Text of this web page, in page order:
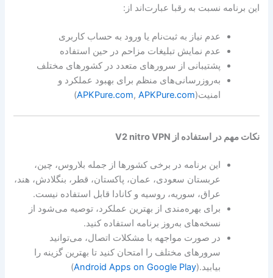
این برنامه نسبت به رقبا عبارت‌اند از:
عدم نیاز به ثبت‌نام یا ورود به حساب کاربری
عدم نمایش تبلیغات مزاحم در حین استفاده
پشتیبانی از سرورهای متعدد در کشورهای مختلف
به‌روزرسانی‌های منظم برای بهبود عملکرد و
امنیت(
APKPure.com, APKPure.com
)
نکات مهم در استفاده از V2 nitro VPN
این برنامه در برخی کشورها از جمله بلاروس، چین،
عربستان سعودی، عمان، پاکستان، قطر، بنگلادش، هند،
عراق، سوریه، روسیه و کانادا قابل استفاده نیست.
برای بهره‌مندی از بهترین عملکرد، توصیه می‌شود از
نسخه‌های به‌روز برنامه استفاده کنید.
در صورت مواجهه با مشکلات اتصال، می‌توانید
سرورهای مختلف را امتحان کنید تا بهترین گزینه را
بیابید.(Android Apps on Google Play
)